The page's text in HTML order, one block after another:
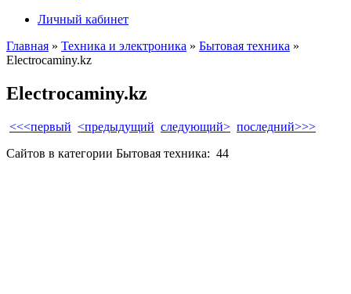
Личный кабинет
Главная » Техника и электроника » Бытовая техника »
Electrocaminy.kz
Electrocaminy.kz
<<<первый <предыдущий следующий> последний>>>
Сайтов в категории Бытовая техника: 44